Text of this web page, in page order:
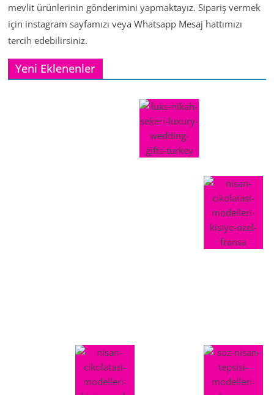
mevlit ürünlerinin gönderimini yapmaktayız. Sipariş vermek
için instagram sayfamızı veya Whatsapp Mesaj hattımızı
tercih edebilirsiniz.
Yeni Eklenenler